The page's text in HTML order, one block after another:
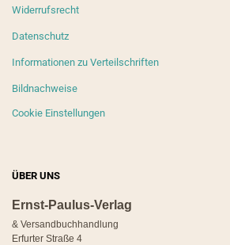
Widerrufsrecht
Datenschutz
Informationen zu Verteilschriften
Bildnachweise
Cookie Einstellungen
ÜBER UNS
Ernst-Paulus-Verlag
& Versandbuchhandlung
Erfurter Straße 4